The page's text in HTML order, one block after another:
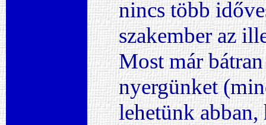
nincs több
szakember az
Most már
nyergünket
lehetünk